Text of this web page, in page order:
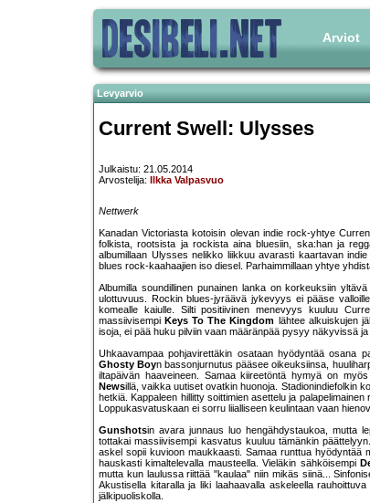
Arviot
Levyarvio
Current Swell: Ulysses
Julkaistu: 21.05.2014
Arvostelija:
Ilkka Valpasvuo
Nettwerk
Kanadan Victoriasta kotoisin olevan indie rock-yhtye
folkista, rootsista ja rockista aina bluesiin, ska:han ja
albumillaan Ulysses nelikko liikkuu avarasti kaartavan
blues rock-kaahaajien iso diesel. Parhaimmillaan yhtye
Albumilla soundillinen punainen lanka on korkeuksiin
ulottuvuus. Rockin blues-jyräävä jykevyys ei pääse
komealle kaiulle. Silti positiivinen menevyys kuuluu
massiivisempi Keys To The Kingdom lähtee alkuiskujen
isoja, ei pää huku pilviin vaan määränpää pysyy näkyvissä
Uhkaavampaa pohjavirettäkin osataan hyödyntää osana
Ghosty Boyn bassonjurnutus pääsee oikeuksiinsa,
iltapäivän haaveineen. Samaa kiireetöntä hymyä on
Newsillä, vaikka uutiset ovatkin huonoja. Stadionindiefolkin
hetkiä. Kappaleen hillitty soittimien asettelu ja
Loppukasvatuskaan ei sorru liialliseen keulintaan vaan
Gunshotsin avara junnaus luo hengähdystaukoa, mutta
tottakai massiivisempi kasvatus kuuluu tämänkin
askel sopii kuvioon maukkaasti. Samaa runttua hyödyntää
hauskasti kimaltelevalla mausteella. Vieläkin sähköisempi
mutta kun laulussa riittää "kaulaa" niin mikäs siinä...
Akustisella kitaralla ja liki laahaavalla askeleella rauhoittuva
jälkipuoliskolla.